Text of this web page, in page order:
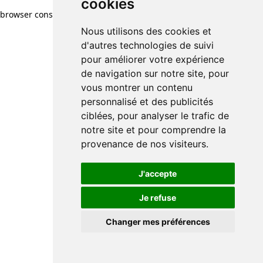
cookies
Nous utilisons des cookies et
d'autres technologies de suivi
pour améliorer votre expérience
de navigation sur notre site, pour
vous montrer un contenu
personnalisé et des publicités
ciblées, pour analyser le trafic de
notre site et pour comprendre la
provenance de nos visiteurs.
J'accepte
Je refuse
Changer mes préférences
browser console for more information)